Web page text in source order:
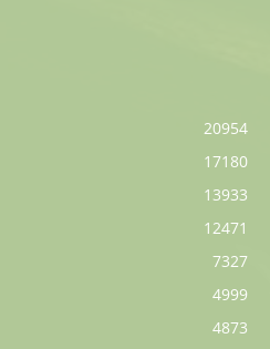
20954
17180
13933
12471
7327
4999
4873